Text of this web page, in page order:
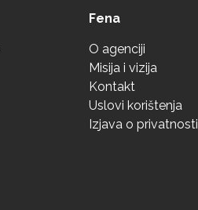
Fena
O agenciji
Misija i vizija
Kontakt
Uslovi korištenja
Izjava o privatnosti